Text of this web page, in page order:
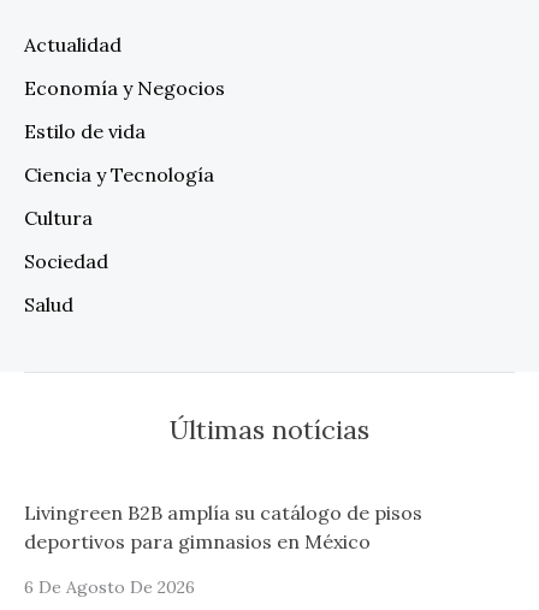
Actualidad
Economía y Negocios
Estilo de vida
Ciencia y Tecnología
Cultura
Sociedad
Salud
Últimas notícias
Livingreen B2B amplía su catálogo de pisos
deportivos para gimnasios en México
6 De Agosto De 2026